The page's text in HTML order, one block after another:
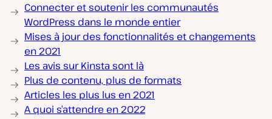
Connecter et soutenir les communautés
WordPress dans le monde entier
Mises à jour des fonctionnalités et changements
en 2021
Les avis sur Kinsta sont là
Plus de contenu, plus de formats
Articles les plus lus en 2021
A quoi s’attendre en 2022